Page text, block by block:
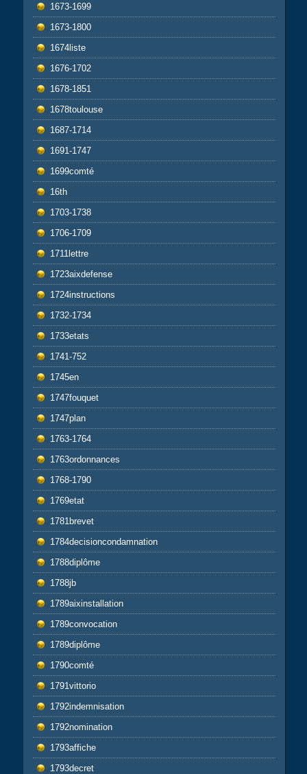
1673-1699
1673-1800
1674liste
1676-1702
1678-1851
1678toulouse
1687-1714
1691-1747
1699comté
16th
1703-1738
1706-1709
1711lettre
1723aixdefense
1724instructions
1732-1734
1733etats
1741-752
1745en
1747fouquet
1747plan
1763-1764
1763ordonnances
1768-1790
1769etat
1781brevet
1784decisioncondamnation
1788diplôme
1788jb
1789aixinstallation
1789convocation
1789diplôme
1790comté
1791vittorio
1792indemnisation
1792nomination
1793affiche
1793decret